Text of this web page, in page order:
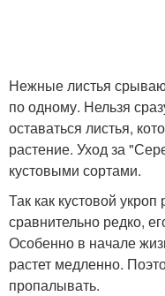
Нежные листья
по одному. Нельзя
оставаться листья,
растение. Уход за
кустовыми сортами.
Так как кустовой
сравнительно редко,
Особенно в начале
растет медленно.
пропалывать.